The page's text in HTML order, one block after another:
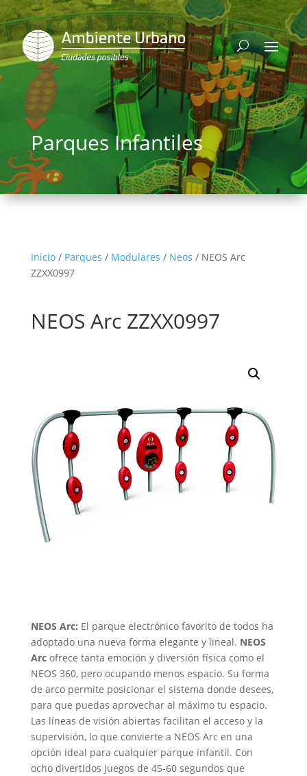
Parques Infantiles
Inicio/ Parques / Modulares / Neos / NEOS Arc
ZZXX0997
NEOS Arc ZZXX0997
NEOS Arc: El parque electrónico favorito de todos ha
adoptado una nueva forma elegante y lineal. NEOS
Arc ofrece tanta emoción y diversión física como el
NEOS 360, pero ocupando menos espacio. Su forma
de arco permite posicionar el sistema donde desees,
para que puedas aprovechar al máximo tu espacio.
Las líneas de visión abiertas facilitan el acceso y la
supervisión, lo que convierte a NEOS Arc en una
opción ideal para cualquier parque infantil. Con
ocho divertidos juegos de 45-60 segundos que